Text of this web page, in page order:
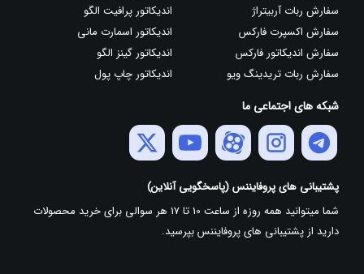
سفارش ربات آربیتراژ
سفارش اکسپرت فارکس
سفارش اندیکاتور فارکس
سفارش ربات تریدینگ ویو
اندیکاتور پرافیت الگو
اندیکاتور اسمارت مانی
اندیکاتور گینز الگو
اندیکاتور چاپ پول
شبکه های اجتماعی ما
پشتیبانی های پروفایننس (پاسخگویی آنلاین)
شما میتوانید همه روزه از ساعت 10 تا 17 هر سوالی برای خرید محصولات
دارید از پشتیبانی های پروفایننس بپرسید.